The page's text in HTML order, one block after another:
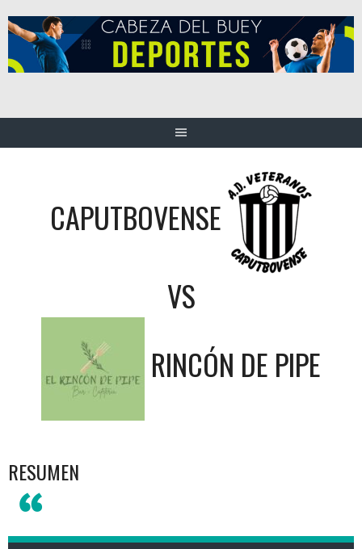
al
contenido
CAPUTBOVENSE
VS
RINCÓN DE PIPE
RESUMEN